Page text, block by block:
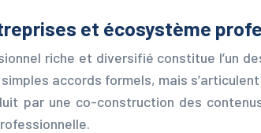
et écosystème
riche et diversifié constitue l’un
accords formels, mais
par une co-construction des